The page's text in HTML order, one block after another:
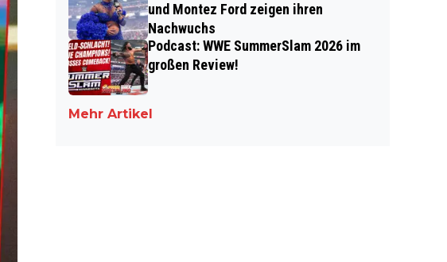
und Montez Ford zeigen ihren
Nachwuchs
Podcast: WWE SummerSlam 2026 im
großen Review!
Mehr Artikel